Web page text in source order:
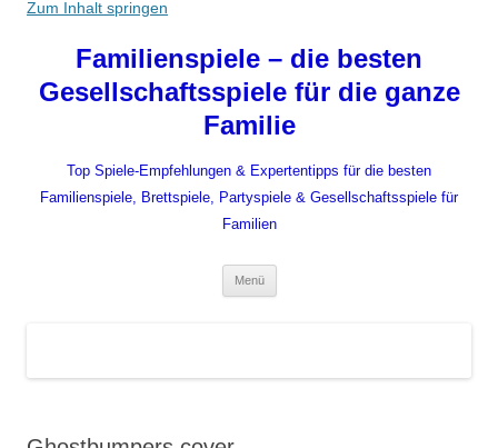
Zum Inhalt springen
Familienspiele – die besten
Gesellschaftsspiele für die ganze
Familie
Top Spiele-Empfehlungen & Expertentipps für die besten
Familienspiele, Brettspiele, Partyspiele & Gesellschaftsspiele für
Familien
Menü